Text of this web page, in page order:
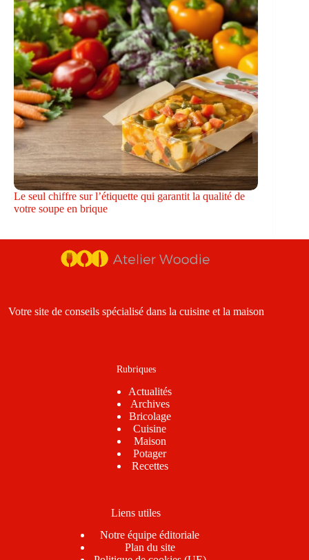
Le seul chiffre sur l’étiquette qui garantit la qualité de
votre soupe en brique
Votre site de conseils spécialisé dans la cuisine et la maison
Rubriques
Actualités
Archives
Bricolage
Cuisine
Maison
Potager
Recettes
Liens utiles
Notre équipe éditoriale
Plan du site